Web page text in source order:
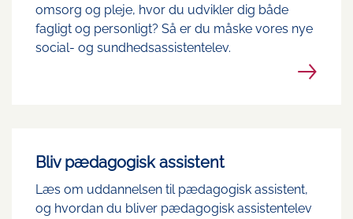
omsorg og pleje, hvor du udvikler dig både
fagligt og personligt? Så er du måske vores nye
social- og sundhedsassistentelev.
Bliv pædagogisk assistent
Læs om uddannelsen til pædagogisk assistent,
og hvordan du bliver pædagogisk assistentelev